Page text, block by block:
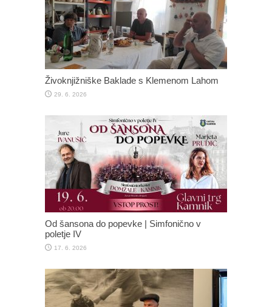
Živoknjižniške Baklade s Klemenom Lahom
29. 6. 2026
Od šansona do popevke | Simfonično v
poletje IV
17. 6. 2026